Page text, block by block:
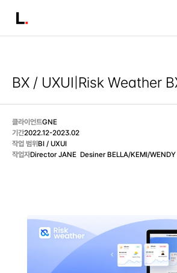
BX / UXUI Risk Weather
클라이언트GNE
기간2022.12-2023.02
작업 범위 BI / UXUI
작업자Director JANE  Desiner BELLA/KEMI/WENDY